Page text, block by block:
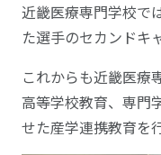
近畿医療専門学校で
た選手のセカンドキ
これからも近畿医療
高等学校教育、専門
せた産学連携教育を